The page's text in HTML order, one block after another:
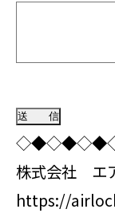
株式会社 エ
https://